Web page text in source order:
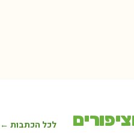
לכל הכתבות ←